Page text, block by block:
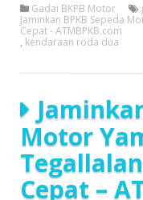
Gadai BKPB Motor
Jaminkan BPKB Sepeda
Cepat - ATMBPKB.com
, kendaraan roda dua
Motor
Cepat –